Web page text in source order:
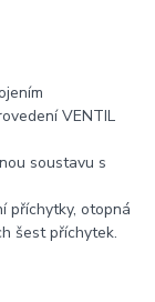
VENTIL
soustavu s
příchytky, otopná
šest příchytek.